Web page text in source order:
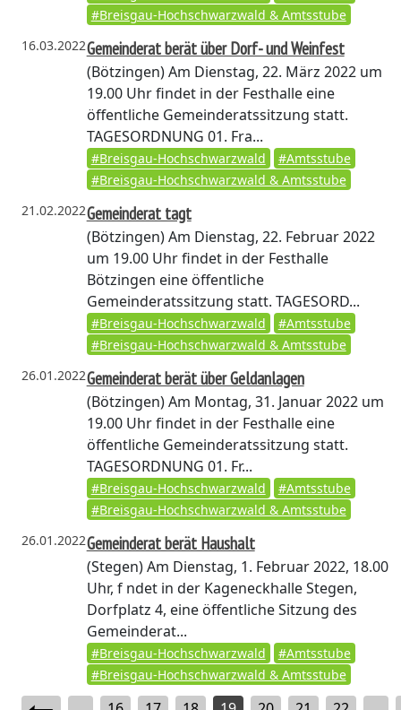
#Breisgau-Hochschwarzwald & Amtsstube
16.03.2022Gemeinderat berät über Dorf- und Weinfest
(Bötzingen)Am Dienstag, 22. März 2022 um
19.00 Uhr findet in der Festhalle eine
öffentliche Gemeinderatssitzung statt.
TAGESORDNUNG 01. Fra...
#Breisgau-Hochschwarzwald
#Amtsstube
#Breisgau-Hochschwarzwald & Amtsstube
21.02.2022Gemeinderat tagt
(Bötzingen)Am Dienstag, 22. Februar 2022
um 19.00 Uhr findet in der Festhalle
Bötzingen eine öffentliche
Gemeinderatssitzung statt. TAGESORD...
#Breisgau-Hochschwarzwald
#Amtsstube
#Breisgau-Hochschwarzwald & Amtsstube
26.01.2022Gemeinderat berät über Geldanlagen
(Bötzingen)Am Montag, 31. Januar 2022 um
19.00 Uhr findet in der Festhalle eine
öffentliche Gemeinderatssitzung statt.
TAGESORDNUNG 01. Fr...
#Breisgau-Hochschwarzwald
#Amtsstube
#Breisgau-Hochschwarzwald & Amtsstube
26.01.2022Gemeinderat berät Haushalt
(Stegen)Am Dienstag, 1. Februar 2022, 18.00
Uhr, f ndet in der Kageneckhalle Stegen,
Dorfplatz 4, eine öffentliche Sitzung des
Gemeinderat...
#Breisgau-Hochschwarzwald
#Amtsstube
#Breisgau-Hochschwarzwald & Amtsstube